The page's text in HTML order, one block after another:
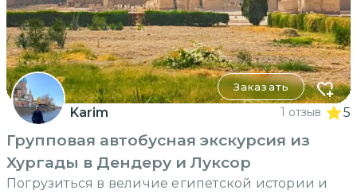
Заказать
Karim 1 отзыв 5
Групповая автобусная экскурсия из
Хургады в Дендеру и Луксор
Погрузиться в величие египетской истории и